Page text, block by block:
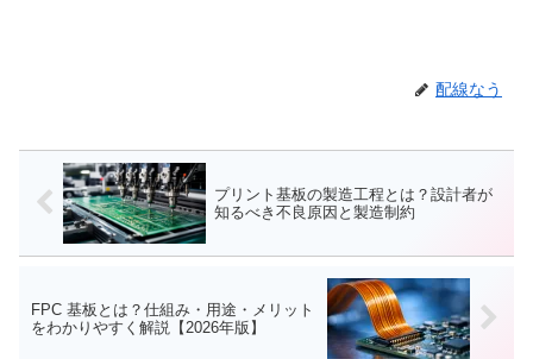
配線なう
プリント基板の製造工程とは？設計者が
知るべき不良原因と製造制約
FPC 基板とは？仕組み・用途・メリット
をわかりやすく解説【2026年版】